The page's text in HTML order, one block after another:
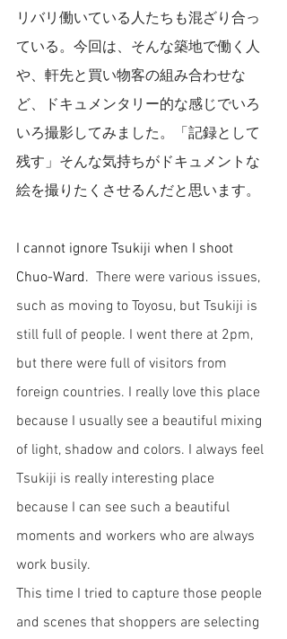
リバリ働いている人たちも混ざり合っ
ている。今回は、そんな築地で働く人
や、軒先と買い物客の組み合わせな
ど、ドキュメンタリー的な感じでいろ
いろ撮影してみました。「記録として
残す」そんな気持ちがドキュメントな
絵を撮りたくさせるんだと思います。
I cannot ignore Tsukiji when I shoot
Chuo-Ward. There were various issues,
such as moving to Toyosu, but Tsukiji is
still full of people. I went there at 2pm,
but there were full of visitors from
foreign countries. I really love this place
because I usually see a beautiful mixing
of light, shadow and colors. I always feel
Tsukiji is really interesting place
because I can see such a beautiful
moments and workers who are always
work busily.
This time I tried to capture those people
and scenes that shoppers are selecting